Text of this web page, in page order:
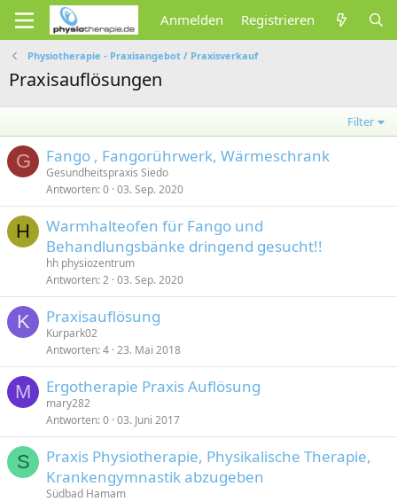
Anmelden Registrieren
Physiotherapie - Praxisangebot / Praxisverkauf
Praxisauflösungen
Filter
G Fango , Fangorührwerk, Wärmeschrank
Gesundheitspraxis Siedo
Antworten 0 03. Sep. 2020
H
Warmhalteofen für Fango und
Behandlungsbänke dringend gesucht!!
hh physiozentrum
Antworten 2 03. Sep. 2020
K Praxisauflösung
Kurpark02
Antworten 4 23. Mai 2018
M Ergotherapie Praxis Auflösung
mary282
Antworten 0 03. Juni 2017
S
Praxis Physiotherapie, Physikalische Therapie,
Krankengymnastik abzugeben
Südbad Hamam